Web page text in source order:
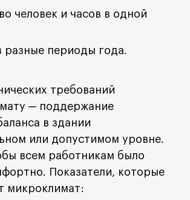
человек и часов в одной
разные периоды года.
требований
─ поддержание
в здании
или допустимом уровне.
всем работникам было
Показатели, которые
микроклимат: